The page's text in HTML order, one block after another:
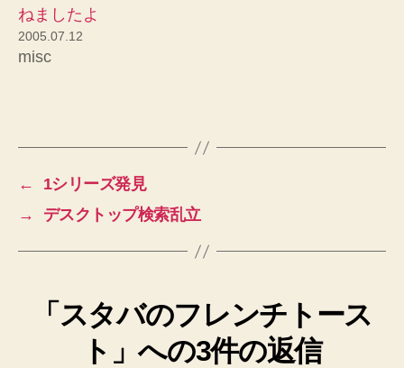
ねましたよ
2005.07.12
misc
←
1シリーズ発見
→
デスクトップ検索乱立
「スタバのフレンチトース
ト」への3件の返信